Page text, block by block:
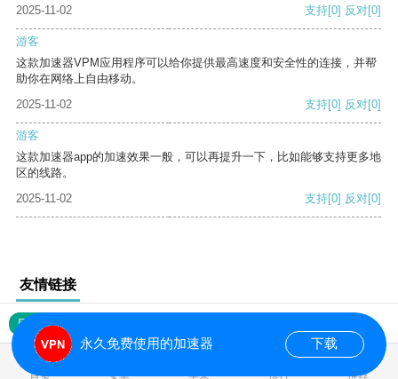
2025-11-02 支持[0] 反对[0]
游客
这款加速器VPM应用程序可以给你提供最高速度和安全性的连接，并帮
助你在网络上自由移动。
2025-11-02
支持[0] 反对[0]
游客
这款加速器app的加速效果一般，可以再提升一下，比如能够支持更多地
区的线路。
2025-11-02
支持[0] 反对[0]
友情链接
网站地图
首页 安卓 苹果 排行 推荐
永久免费使用的加速器 下载
0.018386s